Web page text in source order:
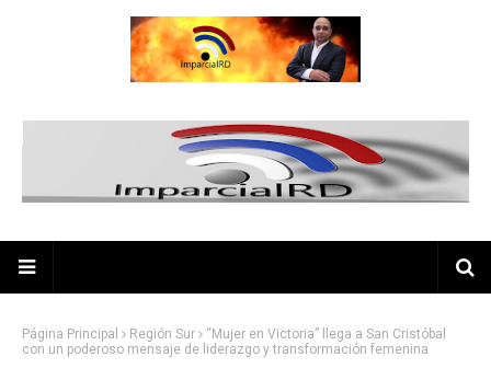
Página Principal Región Sur
“Mujer en Victoria” llega a San Cristóbal
con un poderoso mensaje de liderazgo y transformación femenina